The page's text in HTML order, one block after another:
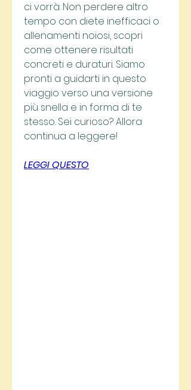
ci vorrà. Non perdere altro
tempo con diete inefficaci o
allenamenti noiosi, scopri
come ottenere risultati
concreti e duraturi. Siamo
pronti a guidarti in questo
viaggio verso una versione
più snella e in forma di te
stesso. Sei curioso? Allora
continua a leggere!
LEGGI QUESTO